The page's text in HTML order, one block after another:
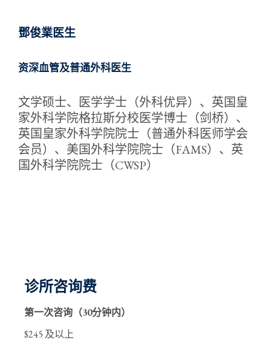
诊所咨询费
第一次咨询（30分钟内）
$245 及以上
鄧俊業医生
资深血管及普通外科医生
文学硕士、医学学士（外科优异）、英国皇
家外科学院格拉斯分校医学博士（剑桥）、
英国皇家外科学院院士（普通外科医师学会
会员）、美国外科学院院士（FAMS）、英
国外科学院院士（CWSP）